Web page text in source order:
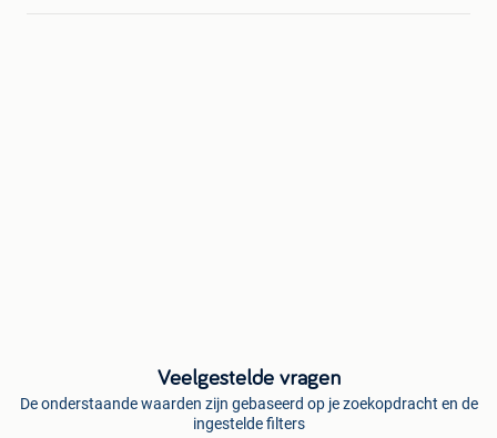
Veelgestelde vragen
De onderstaande waarden zijn gebaseerd op je zoekopdracht en de
ingestelde filters